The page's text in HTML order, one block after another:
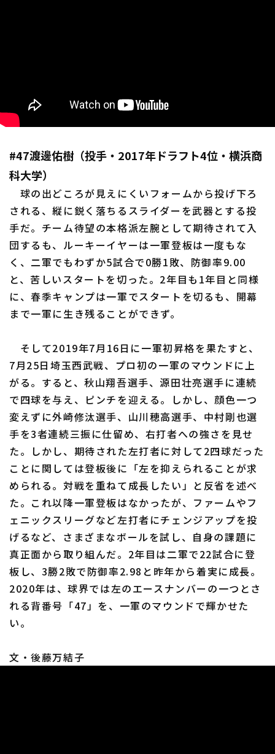
#47渡邊佑樹（投手・2017年ドラフト4位・横浜商
科大学）
球の出どころが見えにくいフォームから投げ下ろ
される、縦に鋭く落ちるスライダーを武器とする投
手だ。チーム待望の本格派左腕として期待されて入
団するも、ルーキーイヤーは一軍登板は一度もな
く、二軍でもわずか5試合で0勝1敗、防御率9.00
と、苦しいスタートを切った。2年目も1年目と同様
に、春季キャンプは一軍でスタートを切るも、開幕
まで一軍に生き残ることができず。
そして2019年7月16日に一軍初昇格を果たすと、
7月25日埼玉西武戦、プロ初の一軍のマウンドに上
がる。すると、秋山翔吾選手、源田壮亮選手に連続
で四球を与え、ピンチを迎える。しかし、顔色一つ
変えずに外崎修汰選手、山川穂高選手、中村剛也選
手を3者連続三振に仕留め、右打者への強さを見せ
た。しかし、期待された左打者に対して2四球だった
ことに関しては登板後に「左を抑えられることが求
められる。対戦を重ねて成長したい」と反省を述べ
た。これ以降一軍登板はなかったが、ファームやフ
ェニックスリーグなど左打者にチェンジアップを投
げるなど、さまざまなボールを試し、自身の課題に
真正面から取り組んだ。2年目は二軍で22試合に登
板し、3勝2敗で防御率2.98と昨年から着実に成長。
2020年は、球界では左のエースナンバーの一つとさ
れる背番号「47」を、一軍のマウンドで輝かせた
い。
文・後藤万結子